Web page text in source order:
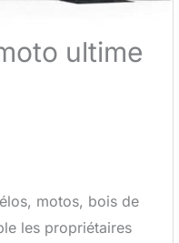
ultime
motos, bois de
les propriétaires